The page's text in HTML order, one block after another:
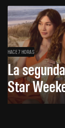
HACE 7 HORAS
La
Star